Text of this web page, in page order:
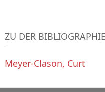
ZU DER
Meyer-Clason, Curt